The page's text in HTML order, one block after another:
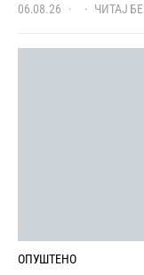
06.08.26 ЧИТАЈ БЕ
ОПУШТЕНО